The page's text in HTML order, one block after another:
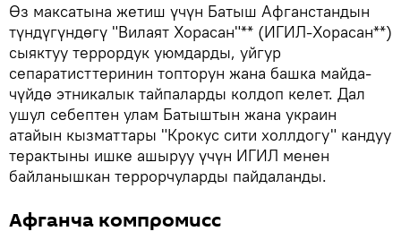
Өз максатына жетиш үчүн Батыш Афганстандын
түндүгүндөгү "Вилаят Хорасан"** (ИГИЛ-Хорасан**)
сыяктуу террордук уюмдарды, уйгур
сепаратисттеринин топторун жана башка майда-
чүйдө этникалык тайпаларды колдоп келет. Дал
ушул себептен улам Батыштын жана украин
атайын кызматтары "Крокус сити холлдогу" кандуу
терактыны ишке ашыруу үчүн ИГИЛ менен
байланышкан террорчуларды пайдаланды.
Афганча компромисс